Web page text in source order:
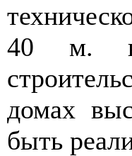
40 м.
домах
быть